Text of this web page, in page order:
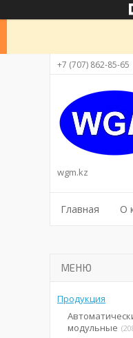
+7 (707) 862-85-65
wgm.kz
Главная О
Продукция
модульные